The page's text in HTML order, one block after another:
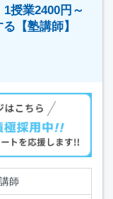
授業2400円～
【塾講師】
師